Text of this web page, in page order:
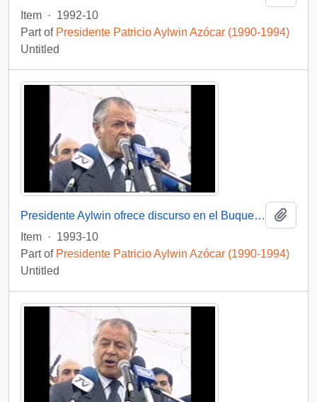
Item · 1992-10
Part of Presidente Patricio Aylwin Azócar (1990-1994)
Untitled
Presidente Aylwin ofrece discurso en el Buque Escuela Esmeralda en gira por Nueva Zelanda: video
Item · 1993-10
Part of Presidente Patricio Aylwin Azócar (1990-1994)
Untitled